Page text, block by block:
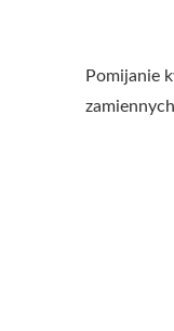
Pomijanie